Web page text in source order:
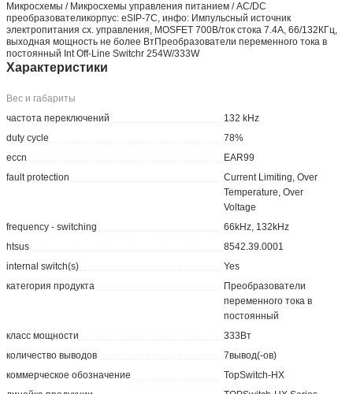
Микросхемы / Микросхемы управления питанием / AC/DC
преобразователикорпус: eSIP-7C, инфо: Импульсный источник
электропитания сх. упpавления, MOSFET 700В/ток стока 7.4A, 66/132КГц,
выходная мощность не более ВтПреобразователи переменного тока в
постоянный Int Off-Line Switchr 254W/333W
Характеристики
Вес и габариты
частота переключений
132 kHz
duty cycle
78%
eccn
EAR99
fault protection
Current Limiting, Over
Temperature, Over
Voltage
frequency - switching
66kHz, 132kHz
htsus
8542.39.0001
internal switch(s)
Yes
категория продукта
Преобразователи
переменного тока в
постоянный
класс мощности
333Вт
количество выводов
7вывод(-ов)
коммерческое обозначение
TopSwitch-HX